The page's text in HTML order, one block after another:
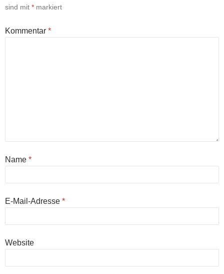
sind mit * markiert
Kommentar *
Name *
E-Mail-Adresse *
Website